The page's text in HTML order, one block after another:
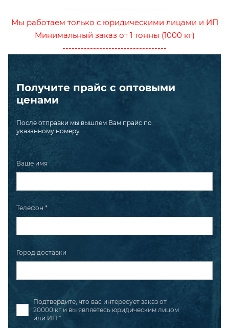
----------------------------------
Мы работаем только с юридическими лицами и ИП
Минимальный заказ от 1 тонны (1000 кг)
----------------------------------
Получите прайс с оптовыми
ценами
После отправки мы вышлем Вам прайс по
указанному номеру
Ваше имя
Телефон *
Город доставки
Подтвердите, что вас интересует заказ от
20000 кг и вы являетесь юридическим лицом
или ИП *